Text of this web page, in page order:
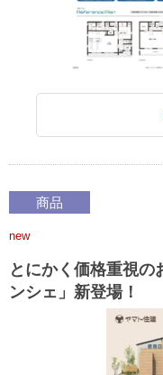
商品
new
とにかく価格重視の
ンシェ」新登場！